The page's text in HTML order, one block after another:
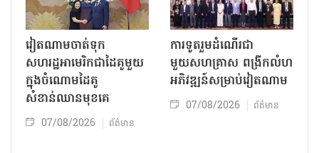
វៀតណាមចាត់ទុក
សហរដ្ឋអាមេរិកជាដៃគូមួយ
ក្នុងចំណោមដៃគូ
សំខាន់ឈានមុខគេ
07/08/2026 ព័ត៌មាន
ការទូតរួមដំណើរជា
មួយសហគ្រាស ពង្រីកលំហ
អភិវឌ្ឍន៍សម្រាប់វៀតណាម
07/08/2026 ព័ត៌មាន